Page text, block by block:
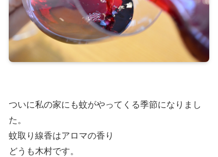
ついに私の家にも蚊がやってくる季節になりまし
た。
蚊取り線香はアロマの香り
どうも木村です。